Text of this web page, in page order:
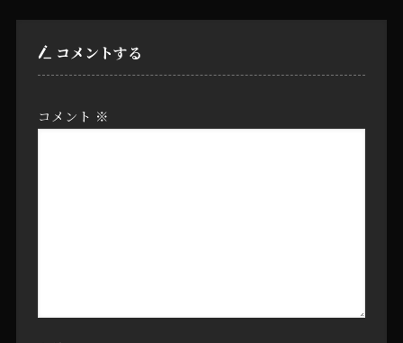
コメントする
コメント ※